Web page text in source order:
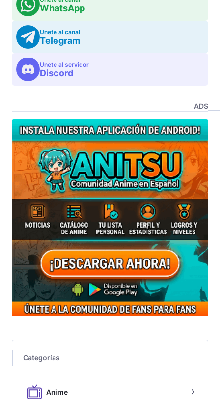
WhatsApp
Unete al canal
Telegram
Unete al servidor
Discord
ADS
Categorías
Anime